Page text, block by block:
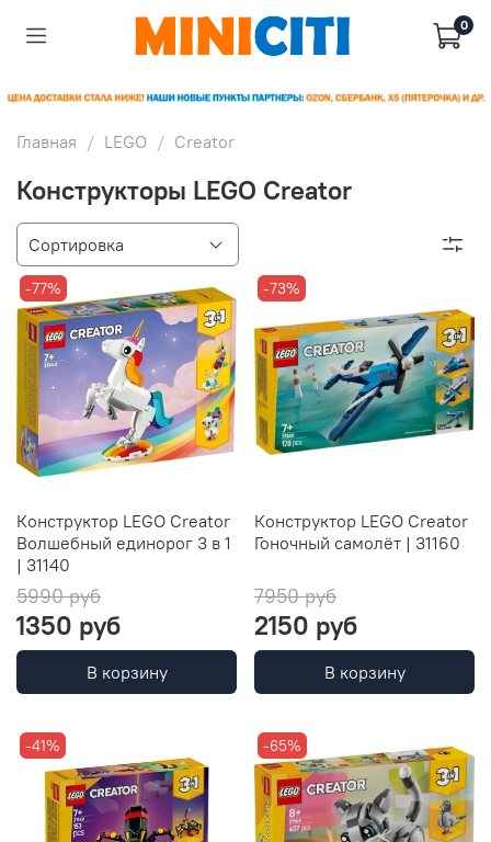
0
Главная LEGO Creator
Конструкторы LEGO Creator
-77%
Конструктор LEGO Creator
Волшебный единорог 3 в 1
| 31140
5990 руб
1350 руб
В корзину
-73%
Конструктор LEGO Creator
Гоночный самолёт | 31160
7950 руб
2150 руб
В корзину
-41% -65%